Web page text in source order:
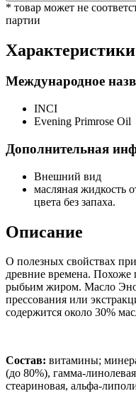
* товар может не
партии
Характеристики
Международное
INCI
Evening Primrose Oil
Дополнительная
Внешний вид
масляная жидкость
цвета без запаха.
Описание
О полезных свойствах
древние времена. Похоже
рыбьим жиром. Масло
прессования или
содержится около 30%
Состав: витамины;
(до 80%), гамма-
стеариновая, альфа-